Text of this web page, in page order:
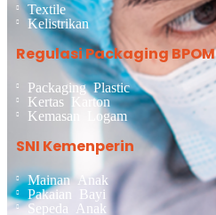
Textile
Kelistrikan
Regulasi Packaging BPOM
Packaging Plastic
Kertas Karton
Kemasan Logam
SNI Kemenperin
Mainan Anak
Pakaian Bayi
Sepeda Anak